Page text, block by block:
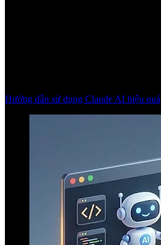
Hướng dẫn sử dụng Claude AI hiệu quả